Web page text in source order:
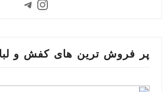
پر فروش ترین های کفش و